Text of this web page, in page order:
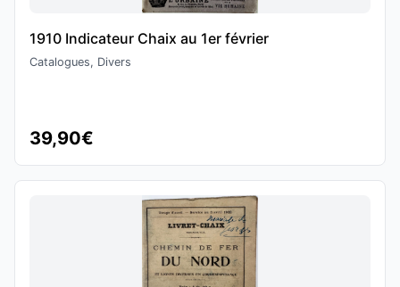
1910 Indicateur Chaix au 1er février
Catalogues, Divers
39,90€